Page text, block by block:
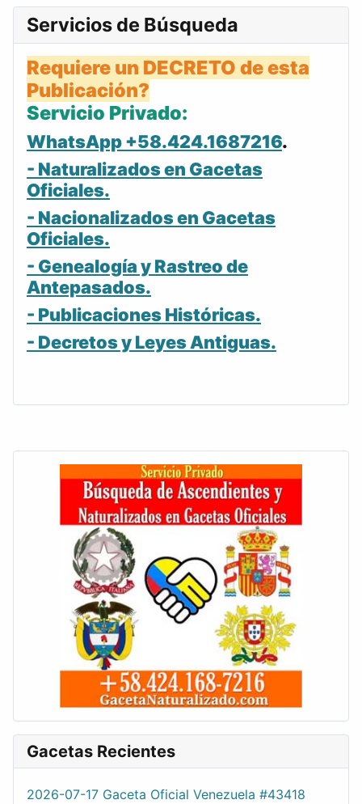
Servicios de Búsqueda
Requiere un DECRETO de esta
Publicación?
Servicio Privado:
WhatsApp +58.424.1687216.
- Naturalizados en Gacetas
Oficiales.
- Nacionalizados en Gacetas
Oficiales.
- Genealogía y Rastreo de
Antepasados.
- Publicaciones Históricas.
- Decretos y Leyes Antiguas.
Gacetas Recientes
2026-07-17 Gaceta Oficial Venezuela #43418